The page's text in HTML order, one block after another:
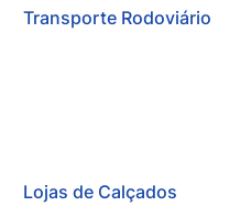
Transporte Rodoviário
Lojas de Calçados